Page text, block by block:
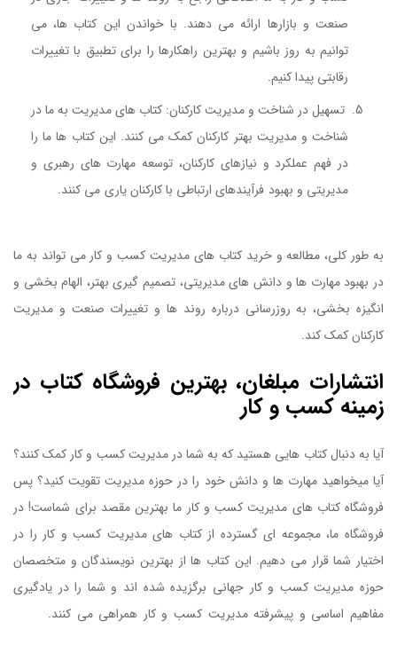
صنعت و بازارها ارائه می دهند. با خواندن این کتاب ها، می
توانیم به روز باشیم و بهترین راهکارها را برای تطبیق با تغییرات
رقابتی پیدا کنیم.
تسهیل در شناخت و مدیریت کارکنان: کتاب های مدیریت به ما در
شناخت و مدیریت بهتر کارکنان کمک می کنند. این کتاب ها ما را
در فهم عملکرد و نیازهای کارکنان، توسعه مهارت های رهبری و
مدیریتی و بهبود فرآیندهای ارتباطی با کارکنان یاری می کنند.
به طور کلی، مطالعه و خرید کتاب های مدیریت کسب و کار می تواند به ما
در بهبود مهارت ها و دانش های مدیریتی، تصمیم گیری بهتر، الهام بخشی و
انگیزه بخشی، به روزرسانی درباره روند ها و تغییرات صنعت و مدیریت
کارکنان کمک کند.
انتشارات مبلغان، بهترین فروشگاه کتاب در
زمینه کسب و کار
آیا به دنبال کتاب هایی هستید که به شما در مدیریت کسب و کار کمک کنند؟
آیا میخواهید مهارت ها و دانش خود را در حوزه مدیریت تقویت کنید؟ پس
فروشگاه کتاب های مدیریت کسب و کار ما بهترین مقصد برای شماست! در
فروشگاه ما، مجموعه ای گسترده از کتاب های مدیریت کسب و کار را در
اختیار شما قرار می دهیم. این کتاب ها از بهترین نویسندگان و متخصصان
حوزه مدیریت کسب و کار جهانی برگزیده شده اند و شما را در یادگیری
مفاهیم اساسی و پیشرفته مدیریت کسب و کار همراهی می کنند.